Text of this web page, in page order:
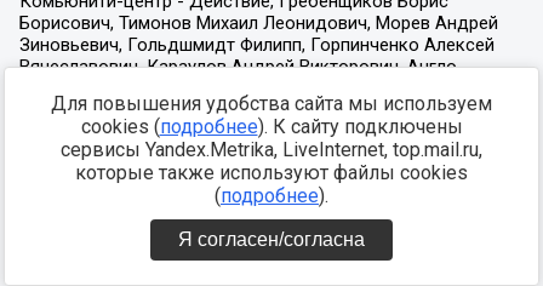
Для повышения удобства сайта мы используем
cookies (подробнее). К сайту подключены
сервисы Yandex.Metrika, LiveInternet, top.mail.ru,
которые также используют файлы cookies
(подробнее).
Я согласен/согласна